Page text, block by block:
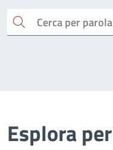
Cerca
Esplora